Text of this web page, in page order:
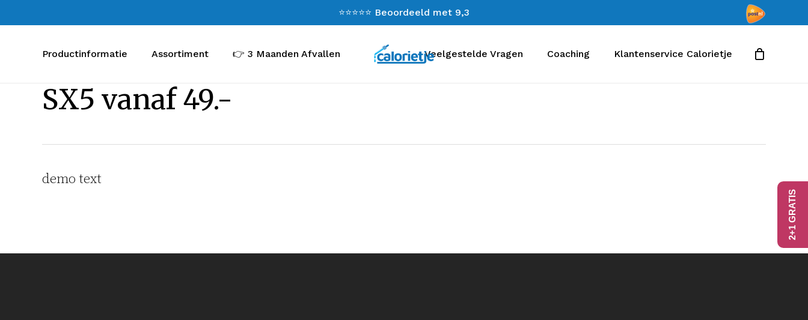
⭐⭐⭐⭐⭐ Beoordeeld met 9,3
Productinformatie Assortiment 👉 3 Maanden Afvallen Veelgestelde Vragen Coaching Klantenservice Calorietje
SX5 vanaf 49.-
demo text
2+1 GRATIS